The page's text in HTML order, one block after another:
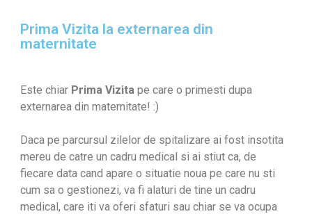
Prima Vizita la externarea din
maternitate
Este chiar Prima Vizita pe care o primesti dupa
externarea din maternitate! :)
Daca pe parcursul zilelor de spitalizare ai fost insotita
mereu de catre un cadru medical si ai stiut ca, de
fiecare data cand apare o situatie noua pe care nu sti
cum sa o gestionezi, va fi alaturi de tine un cadru
medical, care iti va oferi sfaturi sau chiar se va ocupa